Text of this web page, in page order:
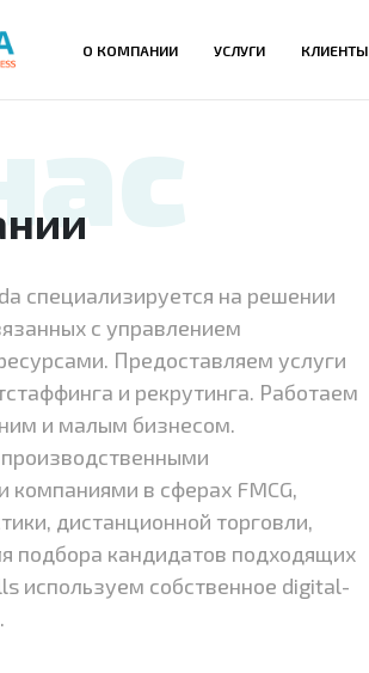
О КОМПАНИИ УСЛУГИ КЛИЕНТЫ
специализируется на решении
с управлением
Предоставляем услуги
и рекрутинга. Работаем
и малым бизнесом.
компаниями в сферах FMCG,
дистанционной торговли,
подбора кандидатов подходящих
используем собственное digital-